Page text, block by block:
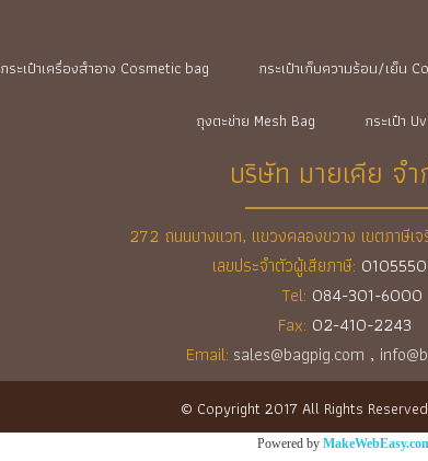
กระเป๋าเครื่องสำอาง Cosmetic bag กระเป๋าเก็บความร้อน/เย็น
ถุงตะข่าย Mesh Bag กระเป๋า
บริษัท มายเคีย จ
272 ถนนบางแวก, แขวงคลองขวาง เขตภาษีเ
เลขประจำตัวผู้เสียภาษี:
Tel: 084-301-6000
Fax: 02-410-2243
Email: sales@bagpig.com ,
© Copyright 2017 All Rights
Powered by